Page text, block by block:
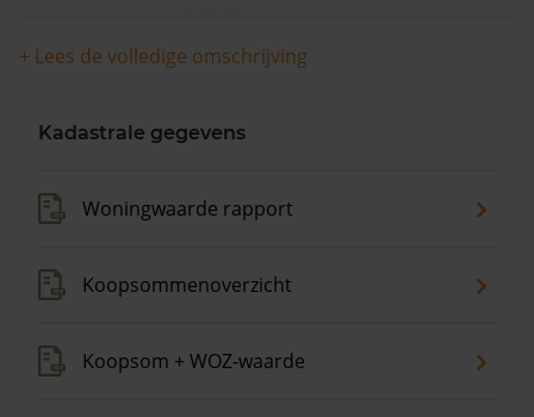
+ Lees de volledige omschrijving
Kadastrale gegevens
Woningwaarde rapport
Koopsommenoverzicht
Koopsom + WOZ-waarde